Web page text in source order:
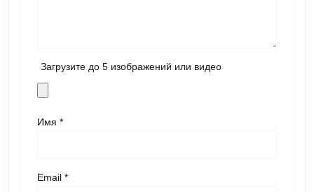
Загрузите до 5 изображений или видео
Имя *
Email *